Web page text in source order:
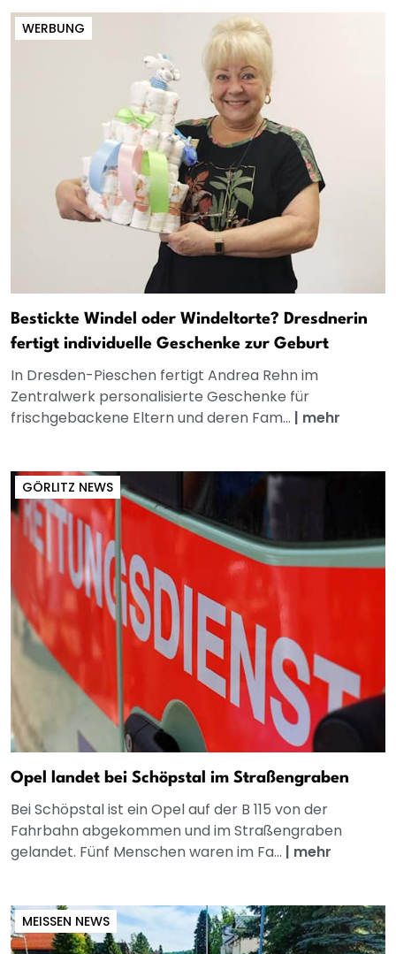
WERBUNG
Bestickte Windel oder Windeltorte? Dresdnerin
fertigt individuelle Geschenke zur Geburt
In Dresden-Pieschen fertigt Andrea Rehn im
Zentralwerk personalisierte Geschenke für
frischgebackene Eltern und deren Fam... | mehr
GÖRLITZ NEWS
Opel landet bei Schöpstal im Straßengraben
Bei Schöpstal ist ein Opel auf der B 115 von der
Fahrbahn abgekommen und im Straßengraben
gelandet. Fünf Menschen waren im Fa... | mehr
MEISSEN NEWS